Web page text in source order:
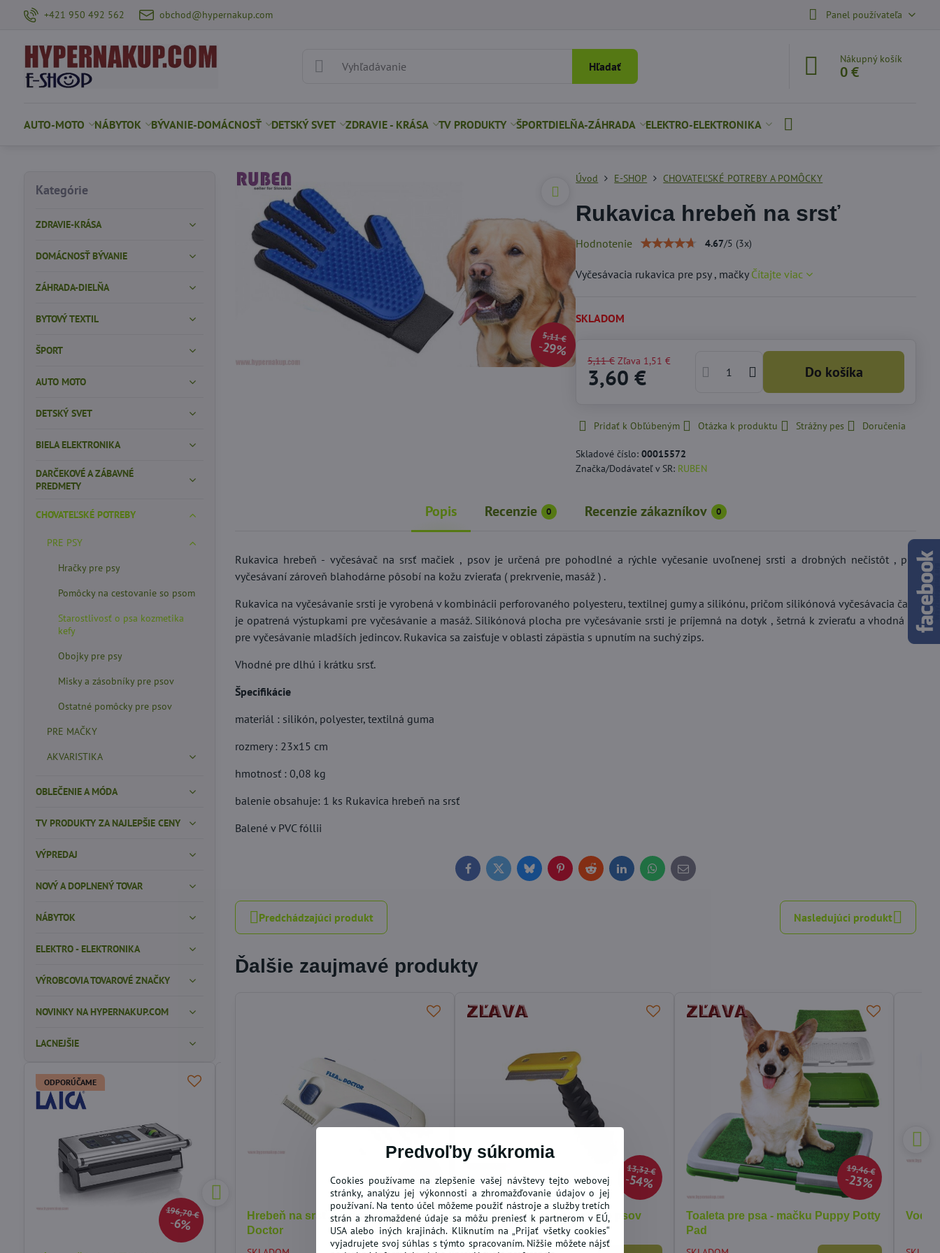
+421 950 492 562 obchod@hypernakup.com Panel používateľa
Hľadať
Nákupný košík
0 €
AUTO-MOTO NÁBYTOK BÝVANIE-DOMÁCNOSŤ DETSKÝ SVET ZDRAVIE - KRÁSA TV PRODUKTY ŠPORTDIELŇA-ZÁHRADA ELEKTRO-ELEKTRONIKA
5,11 €
29%
Úvod E-SHOP CHOVATEĽSKÉ POTREBY A POMÔCKY
Rukavica hrebeň na srsť
Hodnotenie 4.67/5 (3x)
Vyčesávacia rukavica pre psy , mačky Čítajte viac
SKLADOM
5,11 € Zľava 1,51 €
3,60 € Do košíka
Pridať k Obľúbeným Otázka k produktu Strážny pes Doručenia
Skladové číslo:00015572
Značka/Dodávateľ v SR: RUBEN
Popis Recenzie 0 Recenzie zákazníkov 0
Rukavica hrebeň - vyčesávač na srsť mačiek , psov je určená pre pohodlné a rýchle vyčesanie uvoľnenej srsti a drobných nečistôt , pri
vyčesávaní zároveň blahodárne pôsobí na kožu zvieraťa ( prekrvenie, masáž ) .
Rukavica na vyčesávanie srsti je vyrobená v kombinácii perforovaného polyesteru, textilnej gumy a silikónu, pričom silikónová vyčesávacia časť
je opatrená výstupkami pre vyčesávanie a masáž. Silikónová plocha pre vyčesávanie srsti je príjemná na dotyk , šetrná k zvieraťu a vhodná aj
pre vyčesávanie mladších jedincov. Rukavica sa zaisťuje v oblasti zápästia s upnutím na suchý zips.
Vhodné pre dlhú i krátku srsť.
Špecifikácie
materiál : silikón, polyester, textilná guma
rozmery : 23x15 cm
hmotnosť : 0,08 kg
balenie obsahuje: 1 ks Rukavica hrebeň na srsť
Balené v PVC fóllii
FacebookTwitterBlueskyPinterestRedditLinkedInWhatsApp
E-
mail
Predchádzajúci produkt Nasledujúci produkt
Ďalšie zaujmavé produkty
34%
Hrebeň na srsť proti parazitom Flea
Doctor
13,32 €
54%
Furminátor kefa na srsť pre psov
Medium
19,46 €
23%
Toaleta pre psa - mačku Puppy Potty
Pad
Kategórie
ZDRAVIE-KRÁSA
DOMÁCNOSŤ BÝVANIE
ZÁHRADA-DIELŇA
BYTOVÝ TEXTIL
ŠPORT
AUTO MOTO
DETSKÝ SVET
BIELA ELEKTRONIKA
DARČEKOVÉ A ZÁBAVNÉ
PREDMETY
CHOVATEĽSKÉ POTREBY
PRE PSY
Hračky pre psy
Pomôcky na cestovanie so psom
Starostlivosť o psa kozmetika
kefy
Obojky pre psy
Misky a zásobníky pre psov
Ostatné pomôcky pre psov
PRE MAČKY
AKVARISTIKA
OBLEČENIE A MÓDA
TV PRODUKTY ZA NAJLEPŠIE CENY
VÝPREDAJ
NOVÝ A DOPLNENÝ TOVAR
NÁBYTOK
ELEKTRO - ELEKTRONIKA
VÝROBCOVIA TOVAROVÉ ZNAČKY
NOVINKY NA HYPERNAKUP.COM
LACNEJŠIE
196,70 €
6%
ODPORÚČAME
20,40 €
78%
Predvoľby súkromia
Cookies používame na zlepšenie vašej návštevy tejto webovej
stránky, analýzu jej výkonnosti a zhromažďovanie údajov o jej
používaní. Na tento účel môžeme použiť nástroje a služby tretích
strán a zhromaždené údaje sa môžu preniesť k partnerom v EÚ,
USA alebo iných krajinách. Kliknutím na „Prijať všetky cookies“
vyjadrujete svoj súhlas s týmto spracovaním. Nižšie môžete nájsť